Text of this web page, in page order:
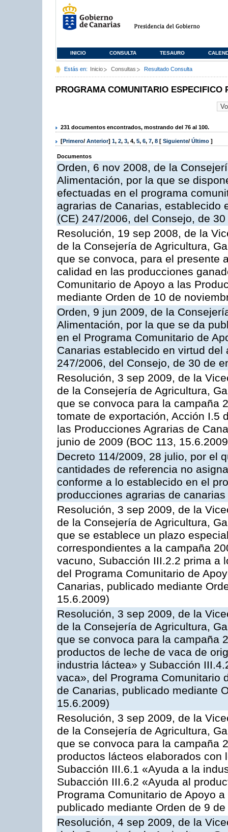
INICIO CONSULTA TESAURO
Estás en: Inicio Consultas Resultado Consulta
PROGRAMA COMUNITARIO ESPECIFICO
231 documentos encontrados, mostrando del 76 al 100.
[Primero/ Anterior] 1, 2, 3, 4, 5, 6, 7, 8 [ Siguiente/ Último ]
Documentos
Orden, 6 nov 2008, de la
Alimentación, por la que se
efectuadas en el programa
agrarias de Canarias, establecido
(CE) 247/2006, del Consejo, de
Resolución, 19 sep 2008, de la
de la Consejería de Agricultura,
que se convoca, para el presente
calidad en las producciones
Comunitario de Apoyo a las
mediante Orden de 10 de
Orden, 9 jun 2009, de la
Alimentación, por la que se da
en el Programa Comunitario de
Canarias establecido en virtud
247/2006, del Consejo, de 30 de
Resolución, 3 sep 2009, de la
de la Consejería de Agricultura,
que se convoca para la campaña
tomate de exportación, Acción I.5
las Producciones Agrarias de
junio de 2009 (BOC 113,
Decreto 114/2009, 28 julio, por el
cantidades de referencia no
conforme a lo establecido en el
producciones agrarias de canarias
Resolución, 3 sep 2009, de la
de la Consejería de Agricultura,
que se establece un plazo
correspondientes a la campaña
vacuno, Subacción III.2.2 prima a
del Programa Comunitario de
Canarias, publicado mediante
15.6.2009)
Resolución, 3 sep 2009, de la
de la Consejería de Agricultura,
que se convoca para la campaña
productos de leche de vaca de
industria láctea» y Subacción
vaca», del Programa Comunitario
de Canarias, publicado mediante
15.6.2009)
Resolución, 3 sep 2009, de la
de la Consejería de Agricultura,
que se convoca para la campaña
productos lácteos elaborados
Subacción III.6.1 «Ayuda a la
Subacción III.6.2 «Ayuda al
Programa Comunitario de Apoyo
publicado mediante Orden de 9
Resolución, 4 sep 2009, de la